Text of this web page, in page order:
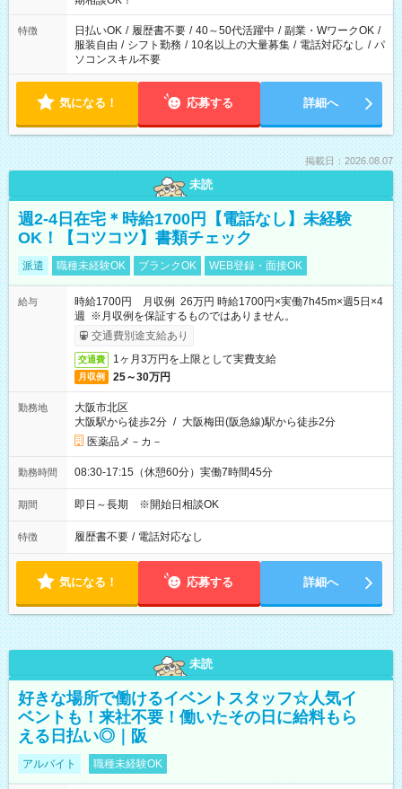
特徴 日払いOK / 履歴書不要 / 40～50代活躍中 / 副業・WワークOK /
服装自由 / シフト勤務 / 10名以上の大量募集 / 電話対応なし / パ
ソコンスキル不要
気になる！ 応募する 詳細へ
掲載日：2026.08.07
未読
週2-4日在宅＊時給1700円【電話なし】未経験
OK！【コツコツ】書類チェック
派遣 職種未経験OK ブランクOK WEB登録・面接OK
給与
時給1700円 月収例 26万円 時給1700円×実働7h45m×週5日×4
週 ※月収例を保証するものではありません。
交通費別途支給あり
交通費 1ヶ月3万円を上限として実費支給
月収例 25～30万円
勤務地
大阪市北区
大阪駅から徒歩2分 / 大阪梅田(阪急線)駅から徒歩2分
医薬品メ－カ－
勤務時間 08:30-17:15（休憩60分）実働7時間45分
期間 即日～長期 ※開始日相談OK
特徴 履歴書不要 / 電話対応なし
気になる！ 応募する 詳細へ
未読
好きな場所で働けるイベントスタッフ☆人気イ
ベントも！来社不要！働いたその日に給料もら
える日払い◎｜阪
アルバイト 職種未経験OK